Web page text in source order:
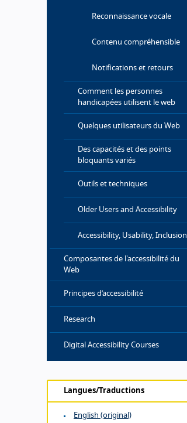
Reconnaissance vocale
Contenu compréhensible
Notifications et retours
Comment les personnes
handicapées utilisent le web
Quelques utilisateurs du Web
Des capacités et des points
bloquants variés
Outils et techniques
Older Users and Accessibility
Accessibility, Usability, Inclusion
Composantes de l'accessibilité du
Web
Principes d’accessibilité
Research
Digital Accessibility Courses
Langues/Traductions
English (original)